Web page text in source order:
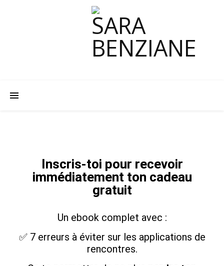
Inscris-toi pour recevoir
immédiatement ton cadeau
gratuit
Un ebook complet avec :
✅ 7 erreurs à éviter sur les applications de
rencontres.